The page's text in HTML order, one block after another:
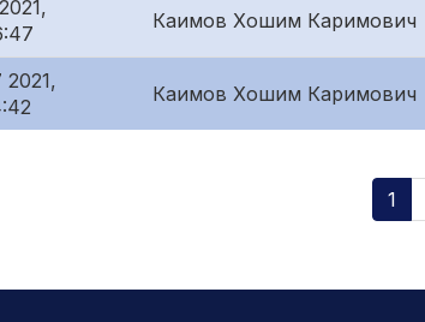
Каимов Хошим Каримович
2021,
Каимов Хошим Каримович
1